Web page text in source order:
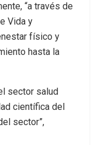
“a través de
Vida y
físico y
hasta la
sector salud
científica del
sector”,